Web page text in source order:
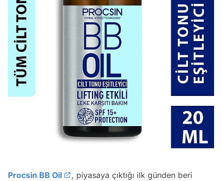
Procsin BB Oil
, piyasaya çıktığı ilk günden beri